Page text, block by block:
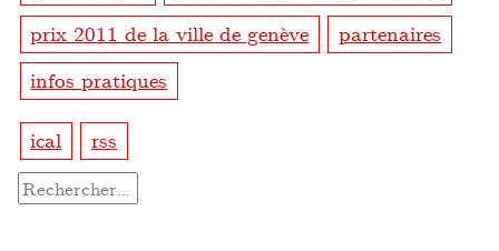
prix 2011 de la ville de genève
partenaires
infos pratiques
ical rss
Rechercher :